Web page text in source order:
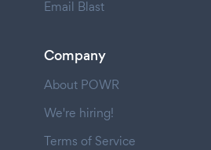
Email Blast
Company
About POWR
We're hiring!
Terms of Service